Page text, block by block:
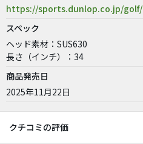
https://sports.dunlop.co.jp/golf/
スペック
ヘッド素材：SUS630
長さ（インチ）：34
商品発売日
2025年11月22日
クチコミの評価